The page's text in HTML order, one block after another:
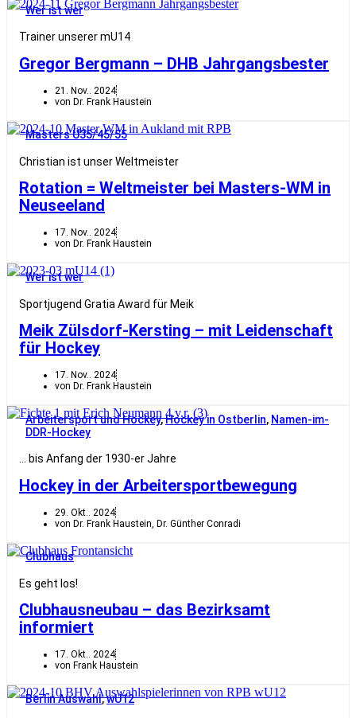
Wer ist wer
Trainer unserer mU14
Gregor Bergmann – DHB Jahrgangsbester
21. Nov.. 2024
von Dr. Frank Haustein
Masters Ü35/45/55
Christian ist unser Weltmeister
Rotation = Weltmeister bei Masters-WM in
Neuseeland
17. Nov.. 2024
von Dr. Frank Haustein
Wer ist wer
Sportjugend Gratia Award für Meik
Meik Zülsdorf-Kersting – mit Leidenschaft
für Hockey
17. Nov.. 2024
von Dr. Frank Haustein
Arbeitersport und Hockey,Hockey in Ostberlin, Namen-im-
DDR-Hockey
… bis Anfang der 1930-er Jahre
Hockey in der Arbeitersportbewegung
29. Okt.. 2024
von Dr. Frank Haustein, Dr. Günther Conradi
Clubhaus
Es geht los!
Clubhausneubau – das Bezirksamt
informiert
17. Okt.. 2024
von Frank Haustein
Berlin Auswahl,wU12